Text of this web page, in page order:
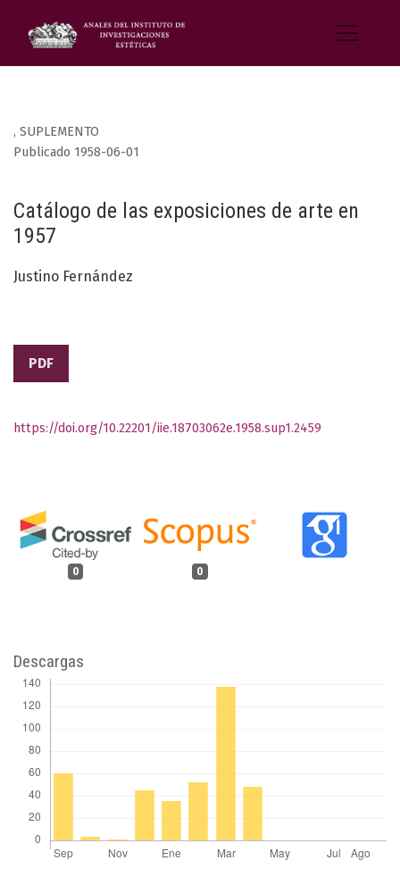
, SUPLEMENTO
Catálogo de las exposiciones de arte en
1957
Publicado 1958-06-01
Justino Fernández
PDF
0 0
https://doi.org/10.22201/iie.18703062e.1958.sup1.2459
Descargas